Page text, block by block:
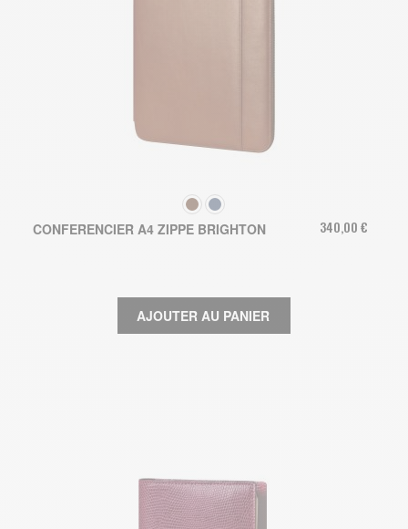
COULEUR
CONFERENCIER A4 ZIPPE BRIGHTON 340,00 €
AJOUTER AU PANIER